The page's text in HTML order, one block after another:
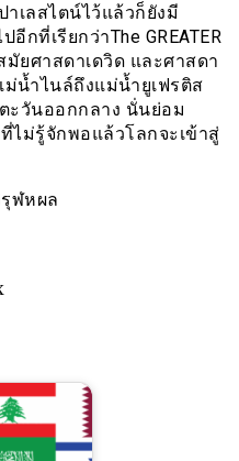
เลสไตน์ไว้แล้วก็ยังมี
ที่เรียกว่าThe GREATER
มัยศาสดาเดวิด และศาสดา
น้ำไนล์ถึงแม่น้ำยูเฟรติส
ะวันออกกลาง นั่นย่อม
ไม่รู้จักพอแล้วโลกจะเข้าสู่
ฬหผล